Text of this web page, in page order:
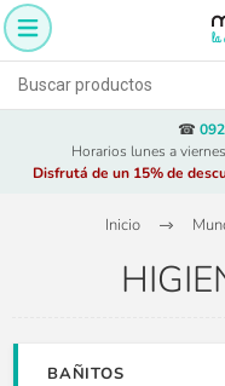
☎
Horarios lunes a
Disfrutá de un 15% de
Inicio
BAÑITOS